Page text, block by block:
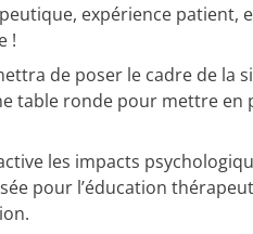
expérience patient,
!
de poser le cadre de la
table ronde pour mettre en
les impacts
pour l’éducation